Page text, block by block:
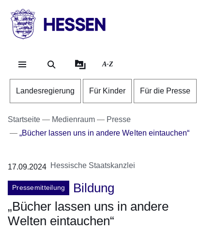
HESSEN
Landesregierung
A-Z
Landesregierung Für Kinder Für die Presse
Startseite Medienraum
Presse
„Bücher lassen uns in andere Welten eintauchen“
17.09.2024 Hessische Staatskanzlei
Pressemitteilung
Bildung
„Bücher lassen uns in andere
Welten eintauchen“